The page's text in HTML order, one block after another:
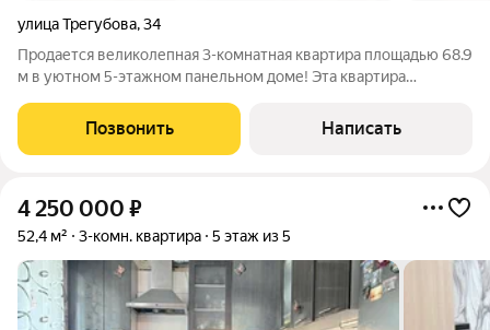
улица Трегубова,34
Продается великолепная 3-комнатная квартира площадью 68.9
м в уютном 5-этажном панельном доме! Эта квартира
Несмотря на первый этаж, он высокий, что обеспечивает вам
прекрасный вид и легкий
Позвонить Написать
4 250 000 ₽
52,4 м² 3-комн. квартира 5 этаж из 5